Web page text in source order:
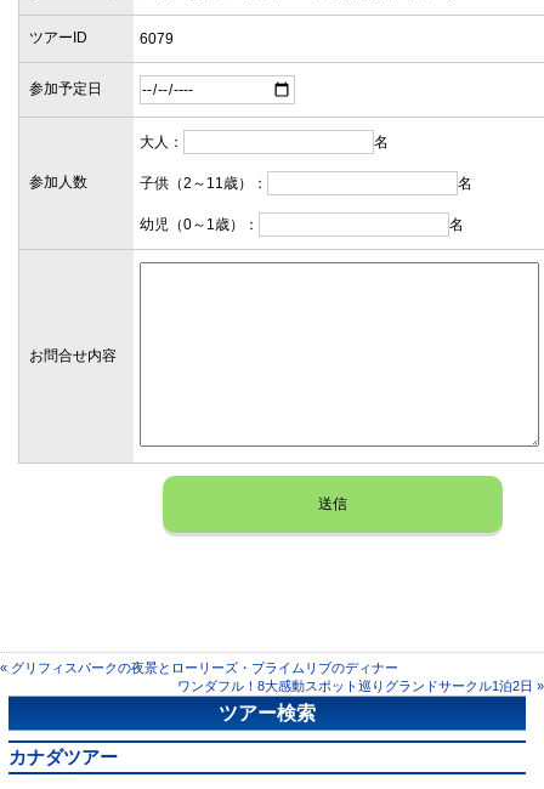
ツアーID
参加予定日
参加人数
大人： 名
子供（2～11歳）： 名
幼児（0～1歳）： 名
お問合せ内容
« グリフィスパークの夜景とローリーズ・プライムリブのディナー
ワンダフル！8大感動スポット巡りグランドサークル1泊2日 »
ツアー検索
カナダツアー